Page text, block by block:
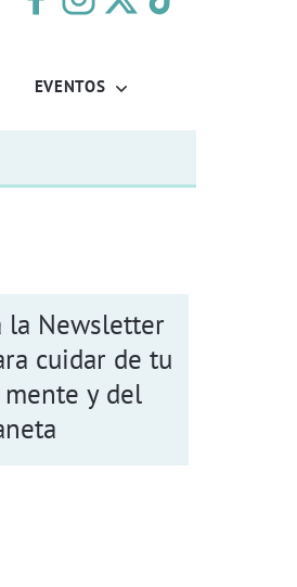
EVENTOS
la Newsletter
cuidar de tu
y del